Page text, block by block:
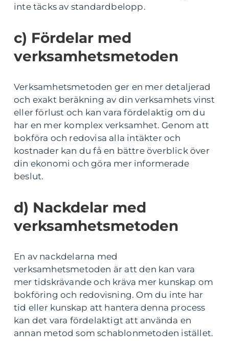
inte täcks av standardbelopp.
c) Fördelar med
verksamhetsmetoden
Verksamhetsmetoden ger en mer detaljerad
och exakt beräkning av din verksamhets vinst
eller förlust och kan vara fördelaktig om du
har en mer komplex verksamhet. Genom att
bokföra och redovisa alla intäkter och
kostnader kan du få en bättre överblick över
din ekonomi och göra mer informerade
beslut.
d) Nackdelar med
verksamhetsmetoden
En av nackdelarna med
verksamhetsmetoden är att den kan vara
mer tidskrävande och kräva mer kunskap om
bokföring och redovisning. Om du inte har
tid eller kunskap att hantera denna process
kan det vara fördelaktigt att använda en
annan metod som schablonmetoden istället.